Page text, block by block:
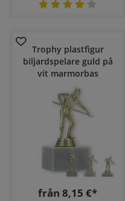
Trophy plastfigur
biljardspelare guld på
vit marmorbas
från 8,15 €*